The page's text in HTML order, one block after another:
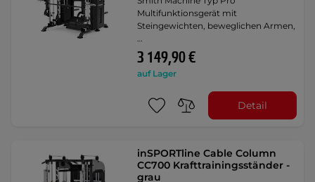
Multifunktionsgerät mit
Steingewichten, beweglichen Armen,
…
3 149,90 €
auf Lager
Detail
inSPORTline Cable Column
CC700 Krafttrainingsständer -
grau